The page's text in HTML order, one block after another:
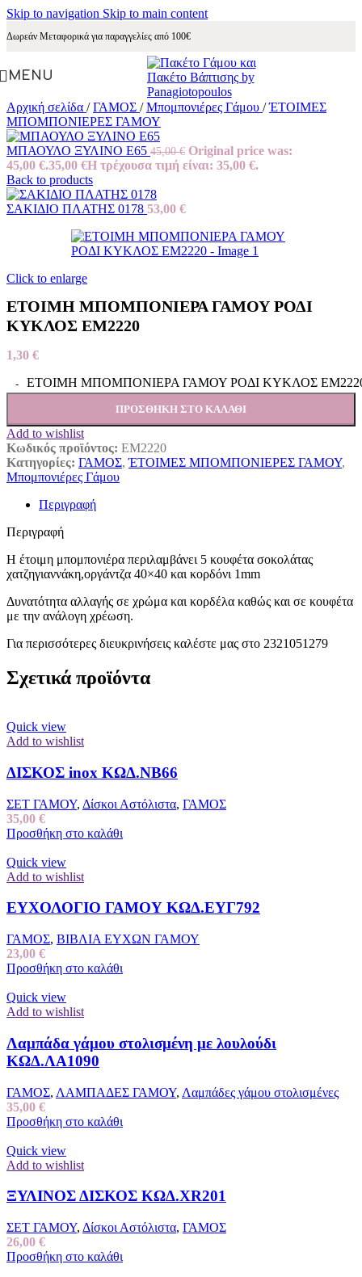
Skip to navigation Skip to main content
Δωρεάν Μεταφορικά για παραγγελίες από 100€
MENU
Αρχική σελίδα / ΓΑΜΟΣ / Μπομπονιέρες Γάμου / ΈΤΟΙΜΕΣ
ΜΠΟΜΠΟΝΙΕΡΕΣ ΓΑΜΟΥ
ΜΠΑΟΥΛΟ ΞΥΛΙΝΟ Ε65 45,00€ Original price was:
45,00 €.35,00 €Η τρέχουσα τιμή είναι: 35,00 €.
Back to products
ΣΑΚΙΔΙΟ ΠΛΑΤΗΣ 0178 53,00 €
Click to enlarge
ΕΤΟΙΜΗ ΜΠΟΜΠΟΝΙΕΡΑ ΓΑΜΟΥ ΡΟΔΙ
ΚΥΚΛΟΣ ΕΜ2220
1,30 €
ΕΤΟΙΜΗ ΜΠΟΜΠΟΝΙΕΡΑ ΓΑΜΟΥ ΡΟΔΙ ΚΥΚΛΟΣ ΕΜ2220
ΠΡΟΣΘΉΚΗ ΣΤΟ ΚΑΛΆΘΙ
Add to wishlist
Κωδικός προϊόντος: ΕΜ2220
Κατηγορίες: ΓΑΜΟΣ, ΈΤΟΙΜΕΣ ΜΠΟΜΠΟΝΙΕΡΕΣ ΓΑΜΟΥ,
Μπομπονιέρες Γάμου
Περιγραφή
Περιγραφή
Η έτοιμη μπομπονιέρα περιλαμβάνει 5 κουφέτα σοκολάτας
χατζηγιαννάκη,οργάντζα 40×40 και κορδόνι 1mm
Δυνατότητα αλλαγής σε χρώμα και κορδέλα καθώς και σε κουφέτα
με την ανάλογη χρέωση.
Για περισσότερες διευκρινήσεις καλέστε μας στο 2321051279
Σχετικά προϊόντα
Quick view
Add to wishlist
ΔΙΣΚΟΣ inox ΚΩΔ.ΝΒ66
ΣΕΤ ΓΑΜΟΥ, Δίσκοι Αστόλιστα, ΓΑΜΟΣ
35,00 €
Προσθήκη στο καλάθι
Quick view
Add to wishlist
ΕΥΧΟΛΟΓΙΟ ΓΑΜΟΥ ΚΩΔ.ΕΥΓ792
ΓΑΜΟΣ, ΒΙΒΛΙΑ ΕΥΧΩΝ ΓΑΜΟΥ
23,00 €
Προσθήκη στο καλάθι
Quick view
Add to wishlist
Λαμπάδα γάμου στολισμένη με λουλούδι
ΚΩΔ.ΛΑ1090
ΓΑΜΟΣ, ΛΑΜΠΑΔΕΣ ΓΑΜΟΥ, Λαμπάδες γάμου στολισμένες
35,00 €
Προσθήκη στο καλάθι
Quick view
Add to wishlist
ΞΥΛΙΝΟΣ ΔΙΣΚΟΣ ΚΩΔ.XR201
ΣΕΤ ΓΑΜΟΥ, Δίσκοι Αστόλιστα, ΓΑΜΟΣ
26,00 €
Προσθήκη στο καλάθι